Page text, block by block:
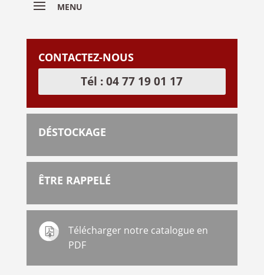
CONTACTEZ-NOUS
Tél : 04 77 19 01 17
DÉSTOCKAGE
ÊTRE RAPPELÉ
Télécharger notre catalogue en
PDF